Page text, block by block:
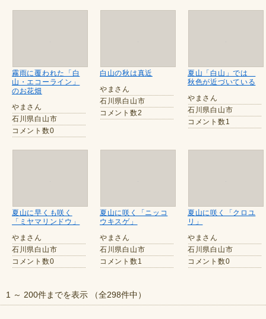
霧雨に覆われた「白
山・エコーライン」
のお花畑
やまさん
石川県白山市
コメント数0
白山の秋は真近
やまさん
石川県白山市
コメント数2
夏山「白山」では
秋色が近づいている
やまさん
石川県白山市
コメント数1
夏山に早くも咲く
「ミヤマリンドウ」
やまさん
石川県白山市
コメント数0
夏山に咲く「ニッコ
ウキスゲ」
やまさん
石川県白山市
コメント数1
夏山に咲く「クロユ
リ」
やまさん
石川県白山市
コメント数0
1 ～ 200件までを表示 （全298件中）